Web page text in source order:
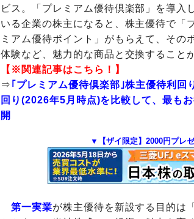
ビス。「プレミアム優待倶楽部」を導入
いる企業の株主になると、株主優待で「
ミアム優待ポイント」がもらえて、その
体験など、魅力的な商品と交換すること
【※関連記事はこちら！】
⇒ ｢プレミアム優待倶楽部｣株主優待利回
回り(2026年5月時点)を比較して、最も
開
▼【ザイ限定】2000円プレ
第一実業が株主優待を新設する目的は